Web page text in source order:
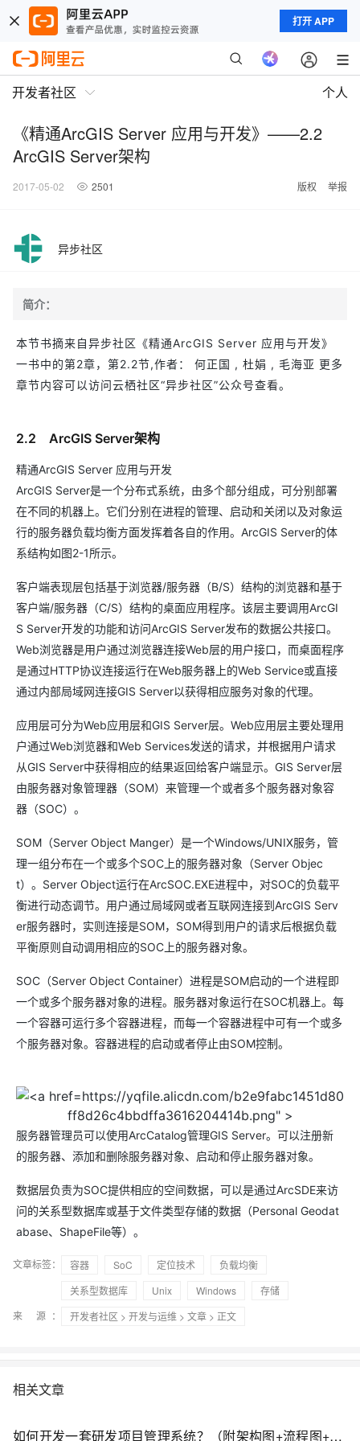
打开 APP
开发者社区 个人
《精通ArcGIS Server 应用与开发》——2.2
ArcGIS Server架构
2017-05-02 2501 版权 举报
异步社区
简介：
本节书摘来自异步社区《精通ArcGIS Server 应用与开发》
一书中的第2章，第2.2节,作者： 何正国 , 杜娟 , 毛海亚 更多
章节内容可以访问云栖社区“异步社区”公众号查看。
2.2 ArcGIS Server架构
精通ArcGIS Server 应用与开发
ArcGIS Server是一个分布式系统，由多个部分组成，可分别部署
在不同的机器上。它们分别在进程的管理、启动和关闭以及对象运
行的服务器负载均衡方面发挥着各自的作用。ArcGIS Server的体
系结构如图2-1所示。
客户端表现层包括基于浏览器/服务器（B/S）结构的浏览器和基于
客户端/服务器（C/S）结构的桌面应用程序。该层主要调用ArcGI
S Server开发的功能和访问ArcGIS Server发布的数据公共接口。
Web浏览器是用户通过浏览器连接Web层的用户接口，而桌面程序
是通过HTTP协议连接运行在Web服务器上的Web Service或直接
通过内部局域网连接GIS Server以获得相应服务对象的代理。
应用层可分为Web应用层和GIS Server层。Web应用层主要处理用
户通过Web浏览器和Web Services发送的请求，并根据用户请求
从GIS Server中获得相应的结果返回给客户端显示。GIS Server层
由服务器对象管理器（SOM）来管理一个或者多个服务器对象容
器（SOC）。
SOM（Server Object Manger）是一个Windows/UNIX服务，管
理一组分布在一个或多个SOC上的服务器对象（Server Objec
t）。Server Object运行在ArcSOC.EXE进程中，对SOC的负载平
衡进行动态调节。用户通过局域网或者互联网连接到ArcGIS Serv
er服务器时，实则连接是SOM，SOM得到用户的请求后根据负载
平衡原则自动调用相应的SOC上的服务器对象。
SOC（Server Object Container）进程是SOM启动的一个进程即
一个或多个服务器对象的进程。服务器对象运行在SOC机器上。每
一个容器可运行多个容器进程，而每一个容器进程中可有一个或多
个服务器对象。容器进程的启动或者停止由SOM控制。
https://yqfile.alicdn.com/b2e9fabc1451d80
ff8d26c4bbdffa3616204414b.png" >
服务器管理员可以使用ArcCatalog管理GIS Server。可以注册新
的服务器、添加和删除服务器对象、启动和停止服务器对象。
数据层负责为SOC提供相应的空间数据，可以是通过ArcSDE来访
问的关系型数据库或基于文件类型存储的数据（Personal Geodat
abase、ShapeFile等）。
文章标签： 容器 SoC 定位技术
负载均衡
关系型数据库
Unix Windows
存储
来 源：
开发者社区 > 开发与运维 > 文章 > 正文
相关文章
如何开发一套研发项目管理系统？（附架构图+流程图+代码参考）